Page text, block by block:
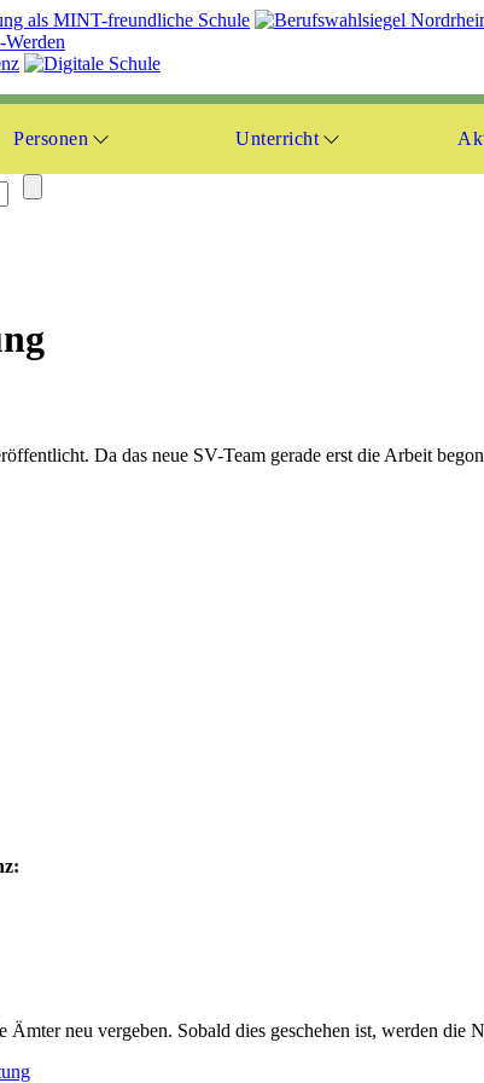
Personen Unterricht
Da das neue SV-Team gerade erst die Arbeit
neu vergeben. Sobald dies geschehen ist, werden die